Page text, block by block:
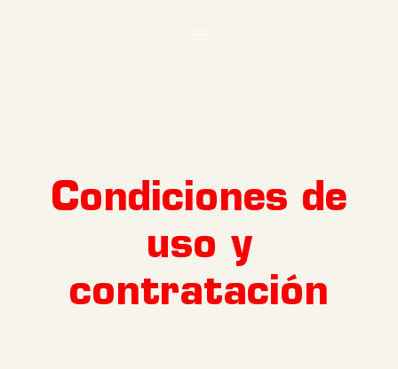
Condiciones de
uso y
contratación